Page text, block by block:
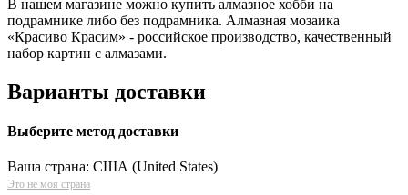
В нашем магазине можно купить алмазное хобби на
подрамнике либо без подрамника. Алмазная мозаика
«Красиво Красим» - российское производство, качественный
набор картин с алмазами.
Варианты доставки
Выберите метод доставки
Ваша страна: США (United States)
Это не моя страна